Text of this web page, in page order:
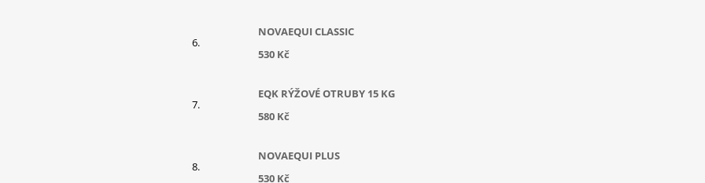
NOVAEQUI CLASSIC
530 Kč
EQK RÝŽOVÉ OTRUBY 15 KG
580 Kč
NOVAEQUI PLUS
530 Kč